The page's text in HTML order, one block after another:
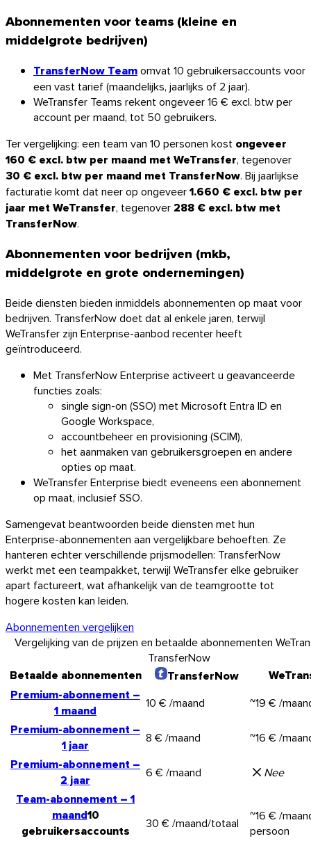
Desktop, mobiel, browser en e-mail — overal, gratis.
Ontdek de API
API-documentatie
Probeer de API
TransferNow API
Automatiseer uw transfers — gratis
proefperiode.
Tutorials en gidsen
Alle bestandstypen verzenden
Support & FAQ
Contact met support
Beschikbare talen
Servicestatus
Abonnementen voor teams (kleine en
middelgrote bedrijven)
TransferNow Teamomvat 10 gebruikersaccounts voor
een vast tarief (maandelijks, jaarlijks of 2 jaar).
WeTransfer Teams rekent ongeveer16 € excl. btw per
account per maand, tot 50 gebruikers.
Ter vergelijking: een team van 10 personen kost ongeveer
160 € excl. btw per maand met WeTransfer, tegenover
30 € excl. btw per maand met TransferNow. Bij jaarlijkse
facturatie komt dat neer op ongeveer1.660 € excl. btw per
jaar met WeTransfer, tegenover288 € excl. btw met
TransferNow.
Abonnementen voor bedrijven (mkb,
middelgrote en grote ondernemingen)
Beide diensten bieden inmiddels abonnementen op maat voor
bedrijven. TransferNow doet dat al enkele jaren, terwijl
WeTransfer zijn Enterprise-aanbod recenter heeft
geïntroduceerd.
Met TransferNow Enterprise activeert u geavanceerde
functies zoals:
single sign-on (SSO) met Microsoft Entra ID en
Google Workspace,
accountbeheer en provisioning (SCIM),
het aanmaken van gebruikersgroepen en andere
opties op maat.
WeTransfer Enterprise biedt eveneens een abonnement
op maat, inclusief SSO.
Samengevat beantwoorden beide diensten met hun
Enterprise-abonnementen aan vergelijkbare behoeften. Ze
hanteren echter verschillende prijsmodellen: TransferNow
werkt met een teampakket, terwijl WeTransfer elke gebruiker
apart factureert, wat afhankelijk van de teamgrootte tot
hogere kosten kan leiden.
Abonnementen vergelijken
Vergelijking van de prijzen en betaalde abonnementen
TransferNow
Betaalde abonnementen TransferNow
Premium-abonnement –
1 maand
10 € /maand ~19 € /
Premium-abonnement –
1 jaar
8 € /maand ~16 € /
Premium-abonnement –
2 jaar
6 € /maand Nee
Team-abonnement –1
maand10
gebruikersaccounts
30 € /maand/totaal ~16 € /
persoon